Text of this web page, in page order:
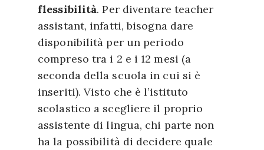
flessibilità. Per diventare teacher
assistant, infatti, bisogna dare
disponibilità per un periodo
compreso tra i 2 e i 12 mesi (a
seconda della scuola in cui si è
inseriti). Visto che è l’istituto
scolastico a scegliere il proprio
assistente di lingua, chi parte non
ha la possibilità di decidere quale